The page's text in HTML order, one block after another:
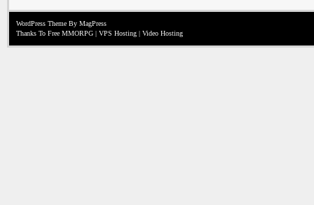
WordPress Theme By MagPress
Thanks To Free MMORPG | VPS Hosting | Video Hosting